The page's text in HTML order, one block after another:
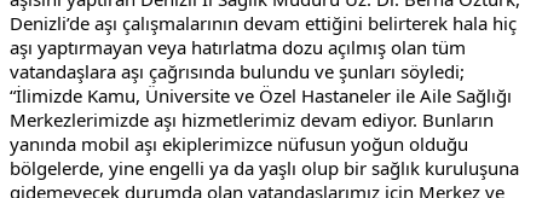
Denizli’de aşı çalışmalarının devam ettiğini belirterek hala hiç
aşı yaptırmayan veya hatırlatma dozu açılmış olan tüm
vatandaşlara aşı çağrısında bulundu ve şunları söyledi;
“İlimizde Kamu, Üniversite ve Özel Hastaneler ile Aile Sağlığı
Merkezlerimizde aşı hizmetlerimiz devam ediyor. Bunların
yanında mobil aşı ekiplerimizce nüfusun yoğun olduğu
bölgelerde, yine engelli ya da yaşlı olup bir sağlık kuruluşuna
gidemeyecek durumda olan vatandaşlarımız için Merkez ve